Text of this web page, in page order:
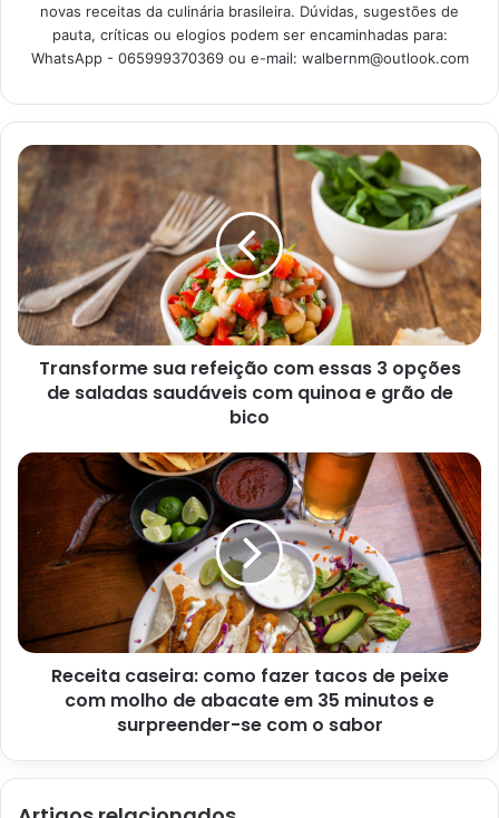
de duração é de 1:30 e rende até 10 porções, onde vai
depender do tamanho de cada pamonha enrolada na palha
do próprio milho.
Ingredientes para fazer
pamonha salgada com
linguiça apimentada
10 espigas de milho verde
200g de linguiça apimentada
1 cebola picada
2 dentes de alho picados
1 pitada de sal
Palha de milho para embrulhar
novas receitas da culinária brasileira. Dúvidas, sugestões de
pauta, críticas ou elogios podem ser encaminhadas para:
WhatsApp - 065999370369 ou e-mail: walbernm@outlook.com
Transforme sua refeição com essas 3 opções
de saladas saudáveis com quinoa e grão de
bico
Receita caseira: como fazer tacos de peixe
com molho de abacate em 35 minutos e
surpreender-se com o sabor